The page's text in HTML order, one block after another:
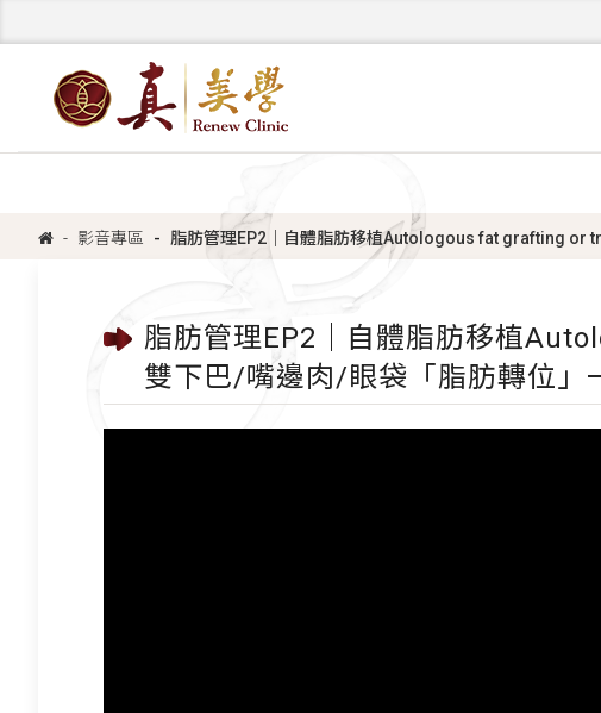
影音專區 脂肪管理EP2｜自體脂肪移植Autologous fat grafting or
脂肪管理EP2｜自體脂肪移植
雙下巴/嘴邊肉/眼袋「脂肪轉位」